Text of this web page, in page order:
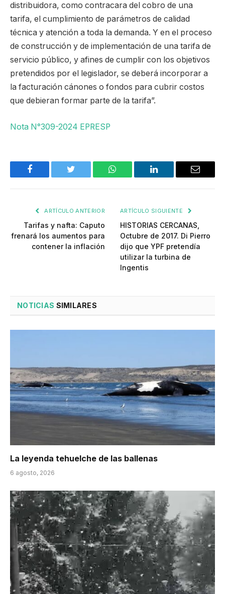
distribuidora, como contracara del cobro de una
tarifa, el cumplimiento de parámetros de calidad
técnica y atención a toda la demanda. Y en el proceso
de construcción y de implementación de una tarifa de
servicio público, y afines de cumplir con los objetivos
pretendidos por el legislador, se deberá incorporar a
la facturación cánones o fondos para cubrir costos
que debieran formar parte de la tarifa”.
Nota N°309-2024 EPRESP
Facebook Twitter WhatsApp LinkedIn Email
ARTÍCULO ANTERIOR
Tarifas y nafta: Caputo
frenará los aumentos para
contener la inflación
ARTÍCULO SIGUIENTE
HISTORIAS CERCANAS,
Octubre de 2017. Di Pierro
dijo que YPF pretendía
utilizar la turbina de
Ingentis
NOTICIAS SIMILARES
La leyenda tehuelche de las ballenas
6 agosto, 2026